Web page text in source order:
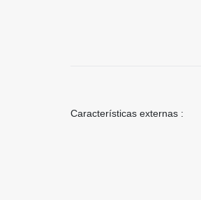
Características externas :